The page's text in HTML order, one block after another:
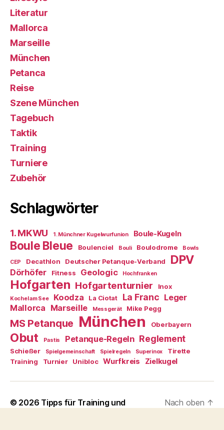
Literatur
Mallorca
Marseille
München
Petanca
Reise
Szene München
Tagebuch
Taktik
Training
Turniere
Zubehör
Schlagwörter
1. MKWU 1. Münchner Kugelwurfunion Boule-Kugeln
Boule Bleue Boulenciel Bouli Boulodrome Bowls
CEP Decathlon Deutscher Petanque-Verband DPV
Dörhöfer Fitness Geologic Hochfranken
Hofgarten Hofgartenturnier Inox
Kochel am See Koodza La Ciotat La Franc Leger
Mallorca Marseille Messgerät Mike Pegg
MS Petanque München Oberbayern
Obut Pastis Petanque-Regeln Reglement
Schießer Spielgemeinschaft Spielregeln Superinox
Tirette
Training
Turnier Unibloc Wurfkreis Zielkugel
© 2026 Tipps für Training und
Nach oben ↑